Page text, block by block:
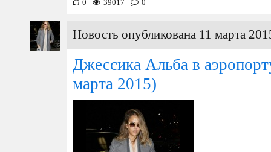
0 39017 0
Новость опубликована 11 марта
Джессика Альба в
марта 2015)